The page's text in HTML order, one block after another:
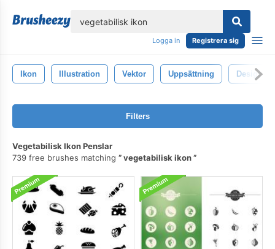
Logga in Registrera sig
Ikon Illustration Vektor Uppsättning Design
Filters
Vegetabilisk Ikon Penslar
739 free brushes matching
vegetabilisk ikon